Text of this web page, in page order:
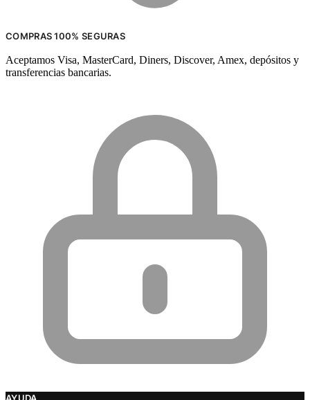
COMPRAS 100% SEGURAS
Aceptamos Visa, MasterCard, Diners, Discover, Amex, depósitos y
transferencias bancarias.